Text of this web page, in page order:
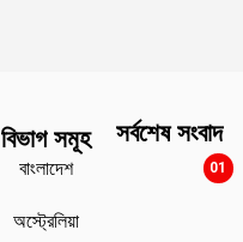
বিভাগ সমূহ
বাংলাদেশ
অস্ট্রেলিয়া
সর্বশেষ সংবাদ
01